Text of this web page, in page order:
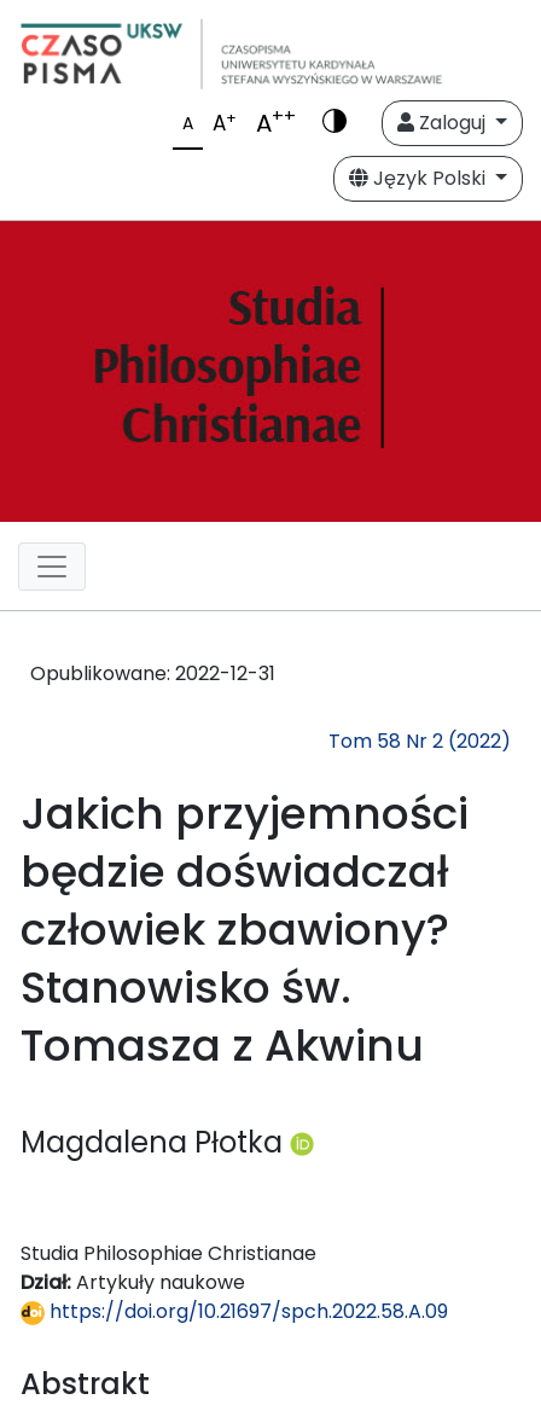
A A+ A++
Zaloguj
Język Polski
Opublikowane: 2022-12-31
Tom 58 Nr 2 (2022)
Jakich przyjemności
będzie doświadczał
człowiek zbawiony?
Stanowisko św.
Tomasza z Akwinu
Magdalena Płotka
Studia Philosophiae Christianae
Dział:Artykuły naukowe
https://doi.org/10.21697/spch.2022.58.A.09
Abstrakt